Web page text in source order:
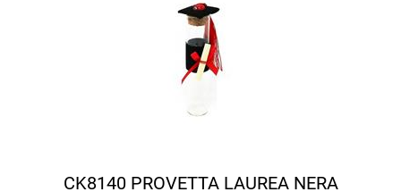
CK8140 PROVETTA LAUREA NERA